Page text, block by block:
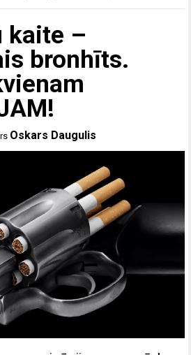
kaite –
bronhīts.
Oskars Daugulis